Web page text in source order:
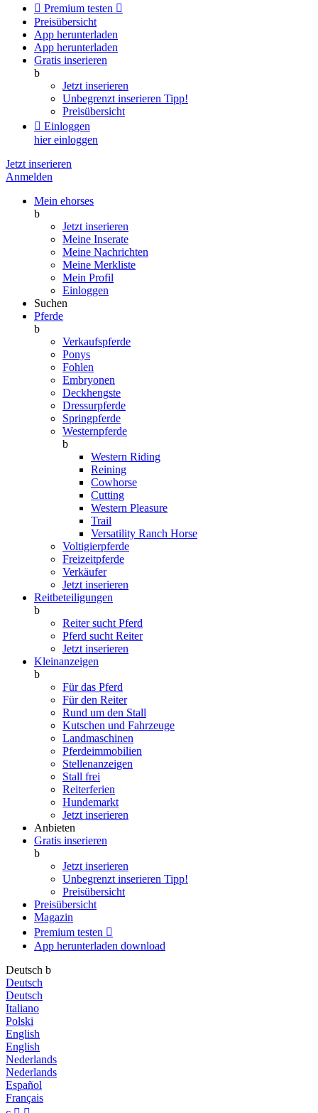
 Premium testen 
Preisübersicht
App herunterladen
App herunterladen
Gratis inserieren
b
Jetzt inserieren
Unbegrenzt inserieren Tipp!
Preisübersicht
 Einloggen
hier einloggen
Jetzt inserieren
Anmelden
Mein ehorses
b
Jetzt inserieren
Meine Inserate
Meine Nachrichten
Meine Merkliste
Mein Profil
Einloggen
Suchen
Pferde
b
Verkaufspferde
Ponys
Fohlen
Embryonen
Deckhengste
Dressurpferde
Springpferde
Westernpferde
b
Western Riding
Reining
Cowhorse
Cutting
Western Pleasure
Trail
Versatility Ranch Horse
Voltigierpferde
Freizeitpferde
Verkäufer
Jetzt inserieren
Reitbeteiligungen
b
Reiter sucht Pferd
Pferd sucht Reiter
Jetzt inserieren
Kleinanzeigen
b
Für das Pferd
Für den Reiter
Rund um den Stall
Kutschen und Fahrzeuge
Landmaschinen
Pferdeimmobilien
Stellenanzeigen
Stall frei
Reiterferien
Hundemarkt
Jetzt inserieren
Anbieten
Gratis inserieren
b
Jetzt inserieren
Unbegrenzt inserieren Tipp!
Preisübersicht
Preisübersicht
Magazin
Premium testen 
App herunterladen download
Deutsch b
Deutsch
Deutsch
Italiano
Polski
English
English
Nederlands
Nederlands
Español
Français